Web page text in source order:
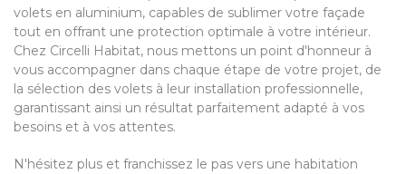
volets en aluminium, capables de sublimer votre façade
tout en offrant une protection optimale à votre intérieur.
Chez Circelli Habitat, nous mettons un point d'honneur à
vous accompagner dans chaque étape de votre projet, de
la sélection des volets à leur installation professionnelle,
garantissant ainsi un résultat parfaitement adapté à vos
besoins et à vos attentes.
N'hésitez plus et franchissez le pas vers une habitation